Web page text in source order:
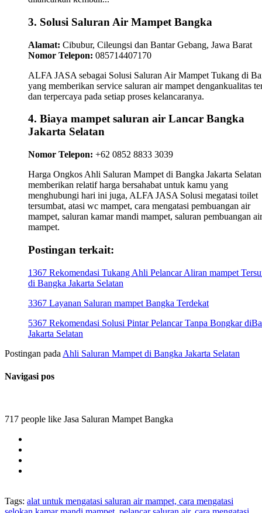
3. Solusi Saluran Air Mampet Bangka
Alamat: Cibubur, Cileungsi dan Bantar Gebang, Jawa Barat
Nomor Telepon: 085714407170
ALFA JASA sebagai Solusi Saluran Air Mampet Tukang di
yang memberikan service saluran air mampet dengankualitas
dan terpercaya pada setiap proses kelancaranya.
4. Biaya mampet saluran air Lancar Bangka
Jakarta Selatan
Nomor Telepon: +62 0852 8833 3039
Harga Ongkos Ahli Saluran Mampet di Bangka Jakarta Selatan
memberikan relatif harga bersahabat untuk kamu yang
menghubungi hari ini juga, ALFA JASA Solusi megatasi toilet
tersumbat, atasi wc mampet, cara mengatasi pembuangan air
mampet, saluran kamar mandi mampet, saluran pembuangan air
mampet.
Postingan terkait:
1367 Rekomendasi Tukang Ahli Pelancar Aliran mampet
di Bangka Jakarta Selatan
3367 Layanan Saluran mampet Bangka Terdekat
5367 Rekomendasi Solusi Pintar Pelancar Tanpa Bongkar
Jakarta Selatan
Postingan pada Ahli Saluran Mampet di Bangka Jakarta Selatan
Navigasi pos
717 people like Jasa Saluran Mampet Bangka
Tags: alat untuk mengatasi saluran air mampet, cara mengatasi